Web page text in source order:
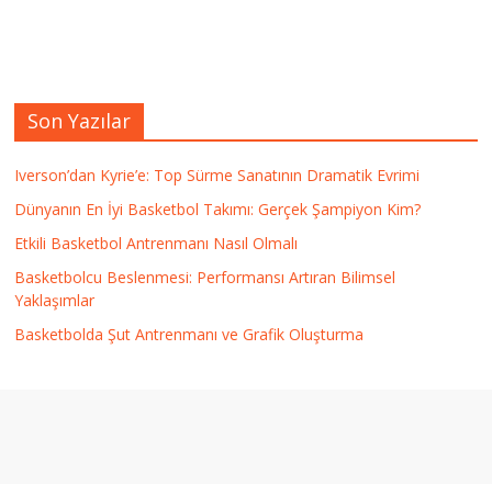
Son Yazılar
Iverson’dan Kyrie’e: Top Sürme Sanatının Dramatik Evrimi
Dünyanın En İyi Basketbol Takımı: Gerçek Şampiyon Kim?
Etkili Basketbol Antrenmanı Nasıl Olmalı
Basketbolcu Beslenmesi: Performansı Artıran Bilimsel
Yaklaşımlar
Basketbolda Şut Antrenmanı ve Grafik Oluşturma